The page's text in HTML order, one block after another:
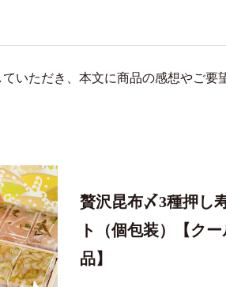
いただき、本文に商品の感想やご要
贅沢昆布〆3種押し
ト（個包装）【ク
品】